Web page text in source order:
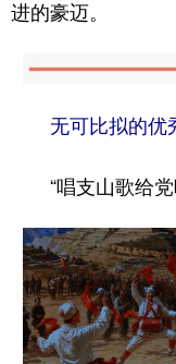
进的豪迈。
无可比拟的优
“唱支山歌给党